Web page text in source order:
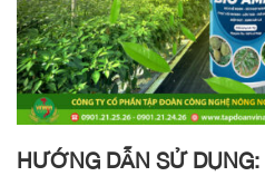
HƯỚNG DẪN SỬ DỤNG: